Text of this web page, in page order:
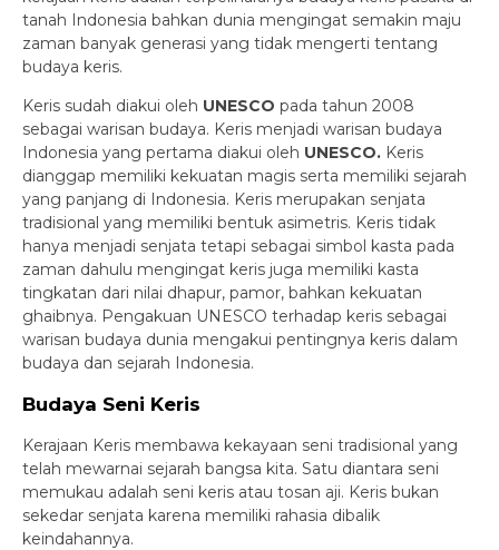
tanah Indonesia bahkan dunia mengingat semakin maju
zaman banyak generasi yang tidak mengerti tentang
budaya keris.
Keris sudah diakui oleh UNESCO pada tahun 2008
sebagai warisan budaya. Keris menjadi warisan budaya
Indonesia yang pertama diakui oleh UNESCO. Keris
dianggap memiliki kekuatan magis serta memiliki sejarah
yang panjang di Indonesia. Keris merupakan senjata
tradisional yang memiliki bentuk asimetris. Keris tidak
hanya menjadi senjata tetapi sebagai simbol kasta pada
zaman dahulu mengingat keris juga memiliki kasta
tingkatan dari nilai dhapur, pamor, bahkan kekuatan
ghaibnya. Pengakuan UNESCO terhadap keris sebagai
warisan budaya dunia mengakui pentingnya keris dalam
budaya dan sejarah Indonesia.
Budaya Seni Keris
Kerajaan Keris membawa kekayaan seni tradisional yang
telah mewarnai sejarah bangsa kita. Satu diantara seni
memukau adalah seni keris atau tosan aji. Keris bukan
sekedar senjata karena memiliki rahasia dibalik
keindahannya.